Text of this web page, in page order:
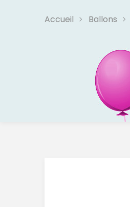
Accueil Ballons